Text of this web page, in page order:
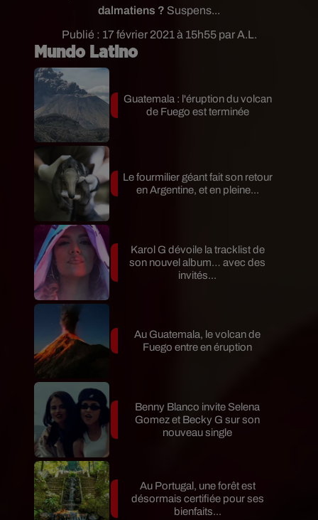
Publié : 17 février 2021 à 15h55 par A.L.
dalmatiens ? Suspens...
Mundo Latino
Guatemala : l'éruption du volcan
de Fuego est terminée
Le fourmilier géant fait son retour
en Argentine, et en pleine...
Karol G dévoile la tracklist de
son nouvel album… avec des
invités...
Au Guatemala, le volcan de
Fuego entre en éruption
Benny Blanco invite Selena
Gomez et Becky G sur son
nouveau single
Au Portugal, une forêt est
désormais certifiée pour ses
bienfaits...